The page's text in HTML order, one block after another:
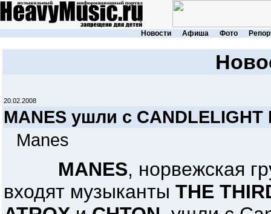
Новости Афиша Фото
20.02.2008
MANES ушли с CANDLELIGHT
Manes
MANES, норвежская
входят музыканты THE